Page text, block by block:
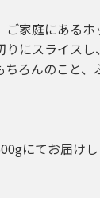
家庭にある
にスライス
ろんのこと
にてお届け